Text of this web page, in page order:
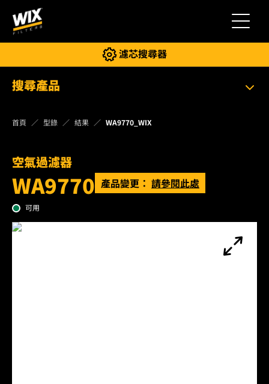
切換導航
濾芯搜尋器
搜尋產品
首頁 型錄 結果 WA9770_WIX
空氣過濾器
WA9770 產品變更： 請參閱此處
可用